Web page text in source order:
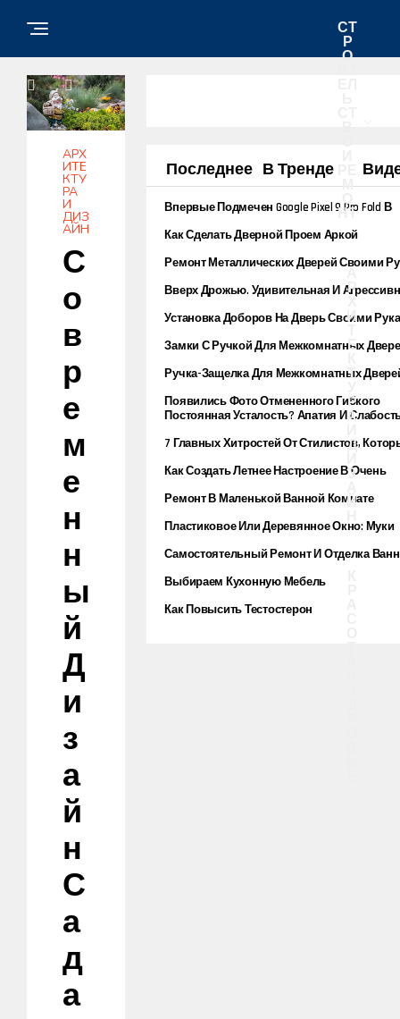
СТ
Р
О
М
О
НТ
Р
Х
И
Е
Т
Р
А
Д
З
Й
АРХ
ИТЕ
КТУ
РА
И
ДИЗ
АЙН
С
О
В
Р
Е
М
Е
Н
Н
Ы
Й
Д
И
З
А
Й
Н
С
А
Д
А
Последнее В Тренде
Впервые Подмечен Google Pixel 9 Pro Fold В
Как Сделать Дверной Проем Аркой
Ремонт Металлических Дверей Своими
Вверх Дрожью. Удивительная И
Установка Доборов На Дверь Своими
Замки С Ручкой Для Межкомнатных
Ручка-Защелка Для Межкомнатных
Появились Фото Отмененного Гибкого
Смартфона От Microsoft
Постоянная Усталость? Апатия И
Фибромиалгия
7 Главных Хитростей От Стилистов,
Сногсшибательно
Как Создать Летнее Настроение В Очень
Ремонт В Маленькой Ванной Комнате
Пластиковое Или Деревянное Окно: Муки
Самостоятельный Ремонт И Отделка
Выбираем Кухонную Мебель
Как Повысить Тестостерон